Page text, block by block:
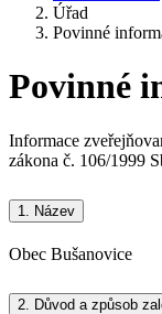
Úřad
Povinné
Povinné
Informace
zákona č. 106/1999
1. Název
Obec Bušanovice
2. Důvod a způsob